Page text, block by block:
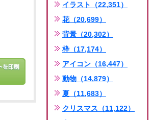
イラスト（22,351）
花（20,699）
背景（20,302）
枠（17,174）
アイコン（16,447）
動物（14,879）
夏（11,683）
クリスマス（11,122）